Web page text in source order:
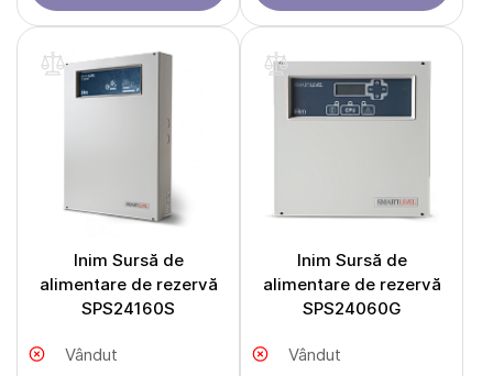
Inim Sursă de
alimentare de rezervă
SPS24160S
Vândut
Inim Sursă de
alimentare de rezervă
SPS24060G
Vândut